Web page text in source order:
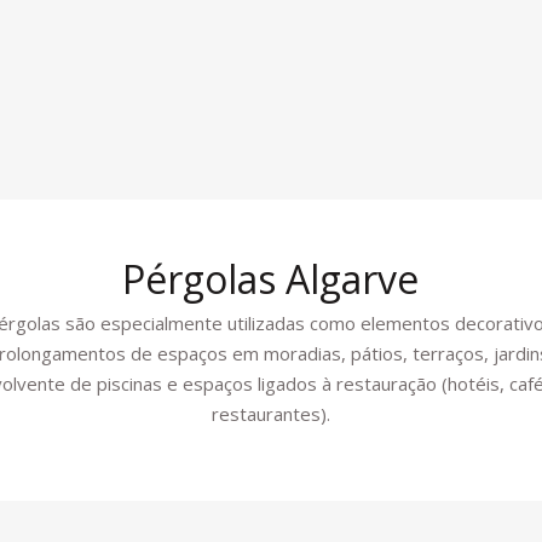
Pérgolas Algarve
são especialmente utilizadas como elementos
de espaços em moradias, pátios, terraços,
de piscinas e espaços ligados à restauração (hotéis,
restaurantes).